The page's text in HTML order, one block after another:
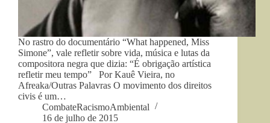
No rastro do documentário “What happened, Miss
Simone”, vale refletir sobre vida, música e lutas da
compositora negra que dizia: “É obrigação artística
refletir meu tempo” Por Kauê Vieira, no
Afreaka/Outras Palavras O movimento dos direitos
civis é um…
CombateRacismoAmbiental
16 de julho de 2015